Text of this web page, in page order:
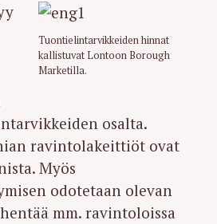
Tuontielintarvikkeiden hinnat
kallistuvat Lontoon Borough
Marketilla.
osalta.
ravintolakeittiöt ovat
Myös
odotetaan olevan
mm. ravintoloissa